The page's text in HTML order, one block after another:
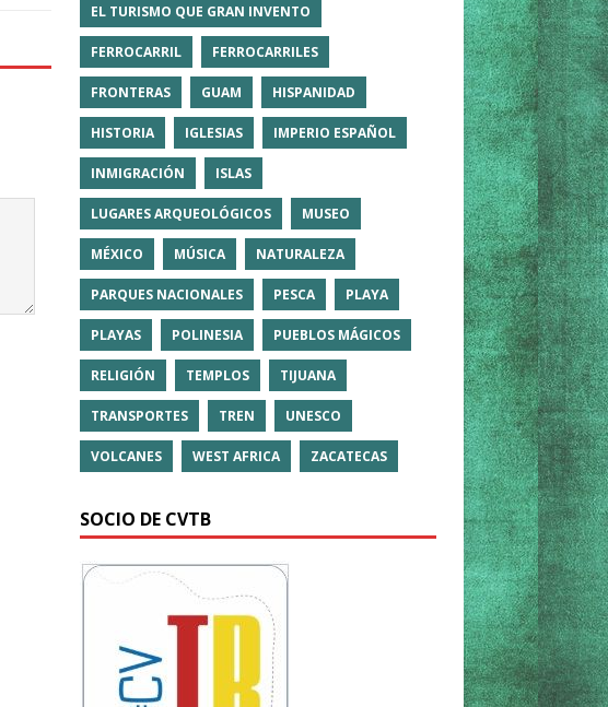
EL TURISMO QUE GRAN INVENTO
FERROCARRIL FERROCARRILES
FRONTERAS GUAM HISPANIDAD
HISTORIA IGLESIAS IMPERIO ESPAÑOL
INMIGRACIÓN ISLAS
LUGARES ARQUEOLÓGICOS MUSEO
MÉXICO MÚSICA NATURALEZA
PARQUES NACIONALES PESCA PLAYA
PLAYAS POLINESIA PUEBLOS MÁGICOS
RELIGIÓN TEMPLOS TIJUANA
TRANSPORTES TREN UNESCO
VOLCANES WEST AFRICA ZACATECAS
SOCIO DE CVTB